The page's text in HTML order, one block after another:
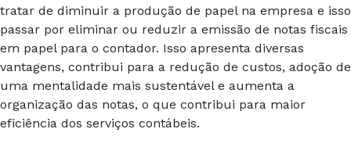
tratar de diminuir a produção de papel na empresa e isso
passar por eliminar ou reduzir a emissão de notas fiscais
em papel para o contador. Isso apresenta diversas
vantagens, contribui para a redução de custos, adoção de
uma mentalidade mais sustentável e aumenta a
organização das notas, o que contribui para maior
eficiência dos serviços contábeis.